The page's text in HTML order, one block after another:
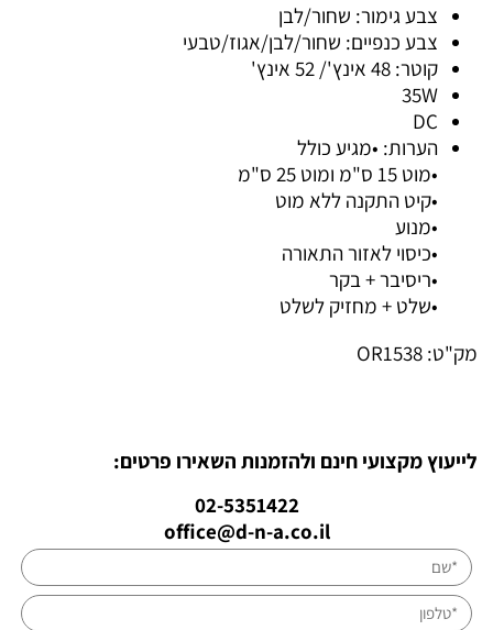
צבע גימור: שחור/לבן
צבע כנפיים: שחור/לבן/אגוז/טבעי
קוטר: 48 אינץ'/ 52 אינץ'
35W
DC
הערות: •מגיע כולל
•מוט 15 ס"מ ומוט 25 ס"מ
•קיט התקנה ללא מוט
•מנוע
•כיסוי לאזור התאורה
•ריסיבר + בקר
•שלט + מחזיק לשלט
מק"ט: OR1538
לייעוץ מקצועי חינם ולהזמנות השאירו פרטים:
02-5351422
office@d-n-a.co.il